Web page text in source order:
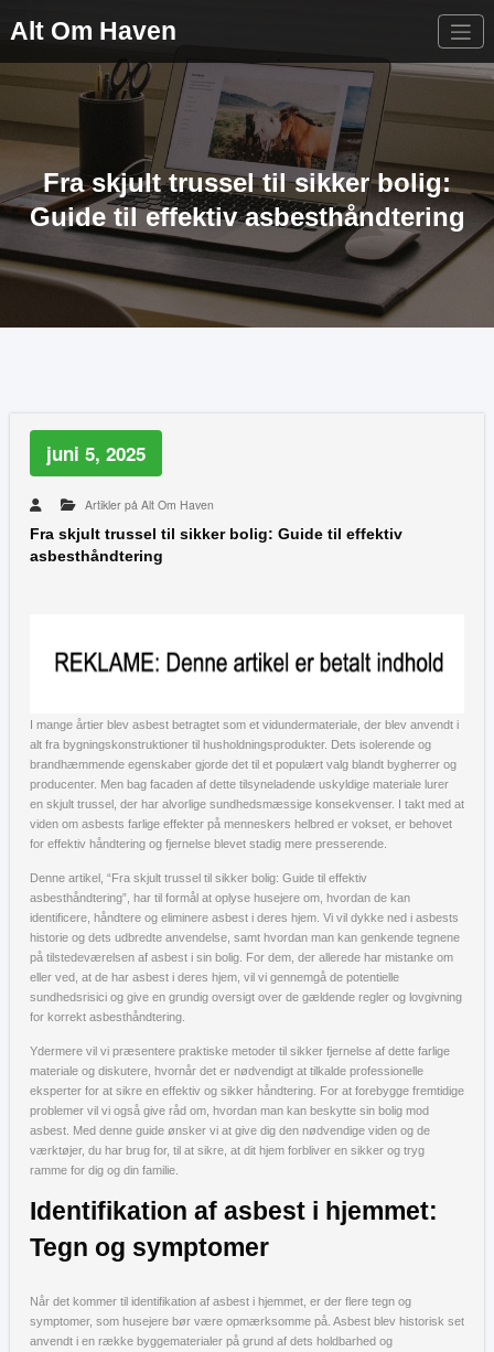
Alt Om Haven
Fra skjult trussel til sikker bolig:
Guide til effektiv asbesthåndtering
juni 5, 2025
Artikler på Alt Om Haven
Fra skjult trussel til sikker bolig: Guide til effektiv
asbesthåndtering
I mange årtier blev asbest betragtet som et vidundermateriale, der blev anvendt i
alt fra bygningskonstruktioner til husholdningsprodukter. Dets isolerende og
brandhæmmende egenskaber gjorde det til et populært valg blandt bygherrer og
producenter. Men bag facaden af dette tilsyneladende uskyldige materiale lurer
en skjult trussel, der har alvorlige sundhedsmæssige konsekvenser. I takt med at
viden om asbests farlige effekter på menneskers helbred er vokset, er behovet
for effektiv håndtering og fjernelse blevet stadig mere presserende.
Denne artikel, “Fra skjult trussel til sikker bolig: Guide til effektiv
asbesthåndtering”, har til formål at oplyse husejere om, hvordan de kan
identificere, håndtere og eliminere asbest i deres hjem. Vi vil dykke ned i asbests
historie og dets udbredte anvendelse, samt hvordan man kan genkende tegnene
på tilstedeværelsen af asbest i sin bolig. For dem, der allerede har mistanke om
eller ved, at de har asbest i deres hjem, vil vi gennemgå de potentielle
sundhedsrisici og give en grundig oversigt over de gældende regler og lovgivning
for korrekt asbesthåndtering.
Ydermere vil vi præsentere praktiske metoder til sikker fjernelse af dette farlige
materiale og diskutere, hvornår det er nødvendigt at tilkalde professionelle
eksperter for at sikre en effektiv og sikker håndtering. For at forebygge fremtidige
problemer vil vi også give råd om, hvordan man kan beskytte sin bolig mod
asbest. Med denne guide ønsker vi at give dig den nødvendige viden og de
værktøjer, du har brug for, til at sikre, at dit hjem forbliver en sikker og tryg
ramme for dig og din familie.
Identifikation af asbest i hjemmet:
Tegn og symptomer
Når det kommer til identifikation af asbest i hjemmet, er der flere tegn og
symptomer, som husejere bør være opmærksomme på. Asbest blev historisk set
anvendt i en række byggematerialer på grund af dets holdbarhed og